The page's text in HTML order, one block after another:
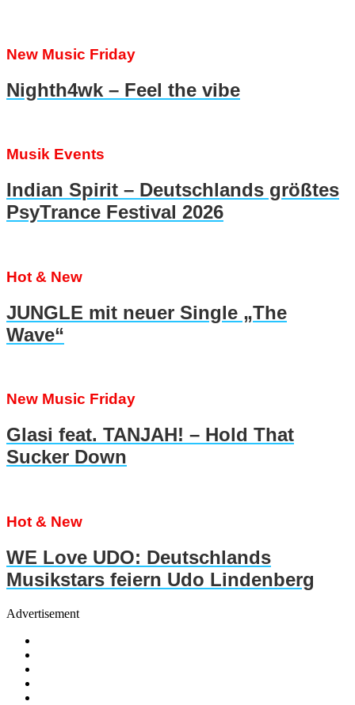
New Music Friday
Nighth4wk – Feel the vibe
Musik Events
Indian Spirit – Deutschlands größtes
PsyTrance Festival 2026
Hot & New
JUNGLE mit neuer Single „The
Wave“
New Music Friday
Glasi feat. TANJAH! – Hold That
Sucker Down
Hot & New
WE Love UDO: Deutschlands
Musikstars feiern Udo Lindenberg
Advertisement